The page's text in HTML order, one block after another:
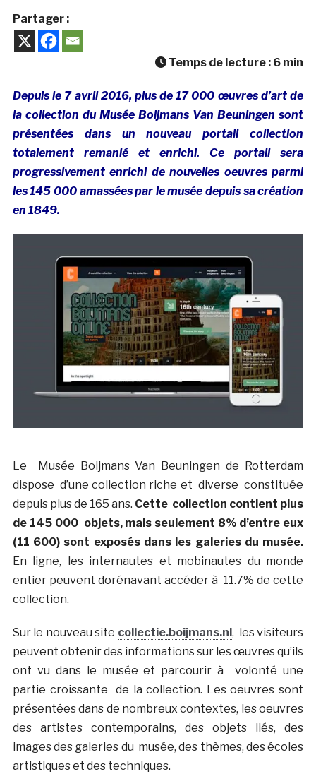
Partager :
Temps de lecture : 6 min
Depuis le 7 avril 2016, plus de 17 000 œuvres d’art de
la collection du Musée Boijmans Van Beuningen sont
présentées dans un nouveau portail collection
totalement remanié et enrichi. Ce portail sera
progressivement enrichi de nouvelles oeuvres parmi
les 145 000 amassées par le musée depuis sa création
en 1849.
Le Musée Boijmans Van Beuningen de Rotterdam
dispose d’une collection riche et diverse constituée
depuis plus de 165 ans. Cette collection contient plus
de 145 000 objets, mais seulement 8% d’entre eux
(11 600) sont exposés dans les galeries du musée.
En ligne, les internautes et mobinautes du monde
entier peuvent dorénavant accéder à 11.7% de cette
collection.
Sur le nouveau site collectie.boijmans.nl , les visiteurs
peuvent obtenir des informations sur les œuvres qu’ils
ont vu dans le musée et parcourir à volonté une
partie croissante de la collection. Les oeuvres sont
présentées dans de nombreux contextes, les oeuvres
des artistes contemporains, des objets liés, des
images des galeries du musée, des thèmes, des écoles
artistiques et des techniques.